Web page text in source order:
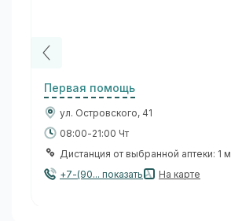
Первая помощь
ул. Островского, 41
08:00-21:00 Чт
Дистанция от выбранной аптеки: 1 м
+7-(90... показать
На карте